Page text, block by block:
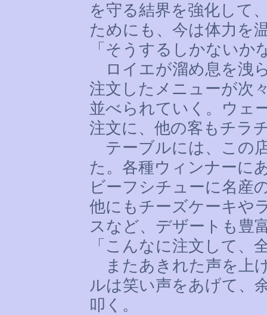
を守る結界を強化して
ためにも、今は体力を
「そうするしかないか
ロイエが溜め息を洩
注文したメニューが次
並べられていく。ウェ
注文に、他の客もチラ
テーブルには、この
た。各種ウィンナーに
ビーフシチューに名産
他にもチーズケーキや
スなど、デザートも豊
「こんなに注文して、
またあきれた声を上
ルは笑い声をあげて、
叩く。